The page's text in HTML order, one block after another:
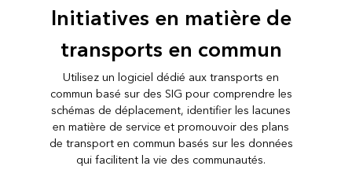
Initiatives en matière de
transports en commun
Utilisez un logiciel dédié aux transports en
commun basé sur des SIG pour comprendre les
schémas de déplacement, identifier les lacunes
en matière de service et promouvoir des plans
de transport en commun basés sur les données
qui facilitent la vie des communautés.